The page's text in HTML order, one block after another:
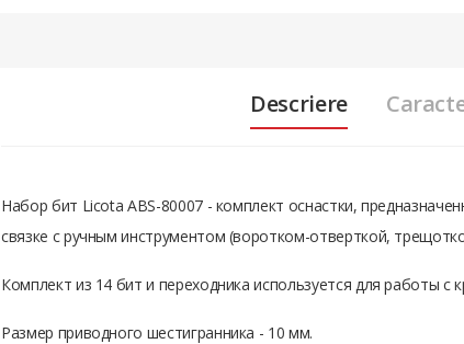
Descriere
Набор бит Licota ABS-80007 - комплект оснастки,
связке с ручным инструментом (воротком-отверткой,
Комплект из 14 бит и переходника используется для работы
Размер приводного шестигранника - 10 мм.